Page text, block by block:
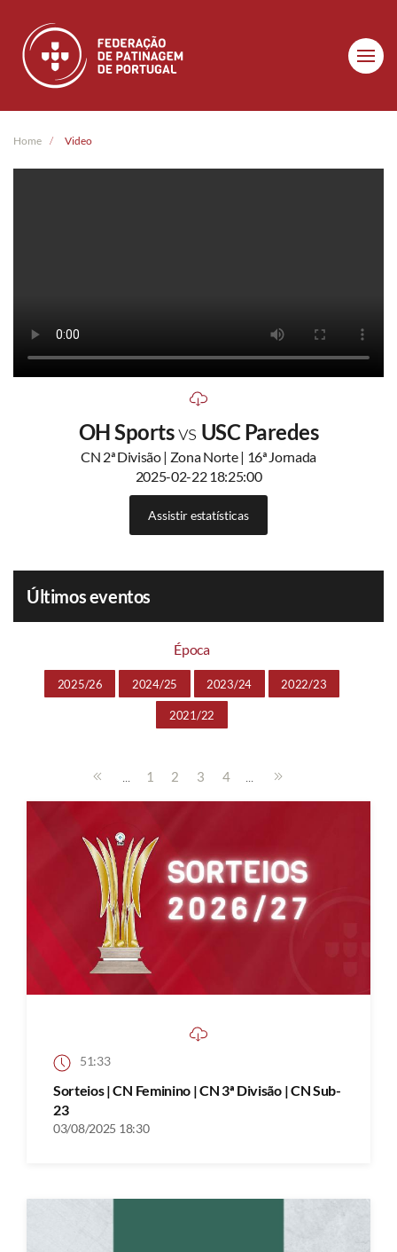
Skip to main content
Home Video
OH Sportsvs USC Paredes
CN 2ª Divisão | Zona Norte | 16ª Jornada
2025-02-22 18:25:00
Assistir estatísticas
Últimos eventos
Época
2025/26 2024/25 2023/24 2022/23
2021/22
... 1 2 3 4 ...
51:33
Sorteios | CN Feminino | CN 3ª Divisão | CN Sub-
23
03/08/2025 18:30